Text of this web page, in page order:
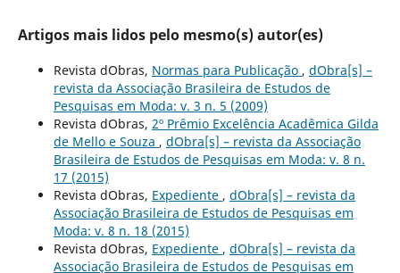
Artigos mais lidos pelo mesmo(s) autor(es)
Revista dObras, Normas para Publicação , dObra[s] –
revista da Associação Brasileira de Estudos de
Pesquisas em Moda: v. 3 n. 5 (2009)
Revista dObras, 2º Prêmio Excelência Acadêmica Gilda
de Mello e Souza , dObra[s] – revista da Associação
Brasileira de Estudos de Pesquisas em Moda: v. 8 n.
17 (2015)
Revista dObras, Expediente , dObra[s] – revista da
Associação Brasileira de Estudos de Pesquisas em
Moda: v. 8 n. 18 (2015)
Revista dObras, Expediente , dObra[s] – revista da
Associação Brasileira de Estudos de Pesquisas em